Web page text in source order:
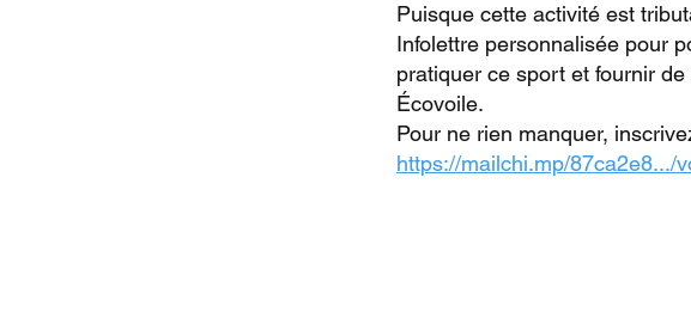
Puisque cette activité est
Infolettre personnalisée pour
pratiquer ce sport et fournir
Écovoile.
Pour ne rien manquer,
https://mailchi.mp/87ca2e8.../